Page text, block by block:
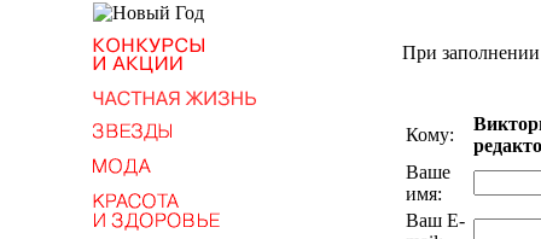
При
Кому:
Ваше
имя:
Ваш E-